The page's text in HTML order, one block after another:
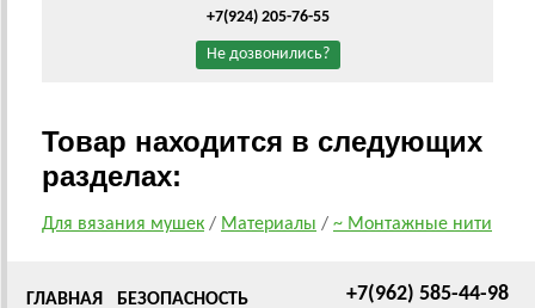
+7(924) 205-76-55
Не дозвонились?
Товар находится в следующих
разделах:
Для вязания мушек / Материалы / ~ Монтажные нити
+7(962) 585-44-98
ГЛАВНАЯ БЕЗОПАСНОСТЬ